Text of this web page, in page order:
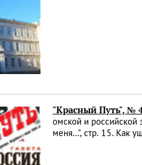
"Красный Путь", №
омской и российской
меня...", стр. 15. Как